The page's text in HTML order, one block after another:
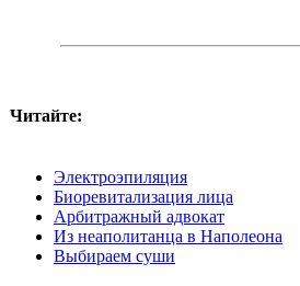
Читайте:
Электроэпиляция
Биоревитализация лица
Арбитражный адвокат
Из неаполитанца в Наполеона
Выбираем суши